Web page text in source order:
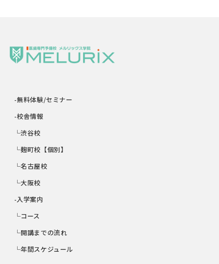
-無料体験/セミナー
-校舎情報
└渋谷校
└麹町校【個別】
└名古屋校
└大阪校
-入学案内
└コース
└開講までの流れ
└年間スケジュール